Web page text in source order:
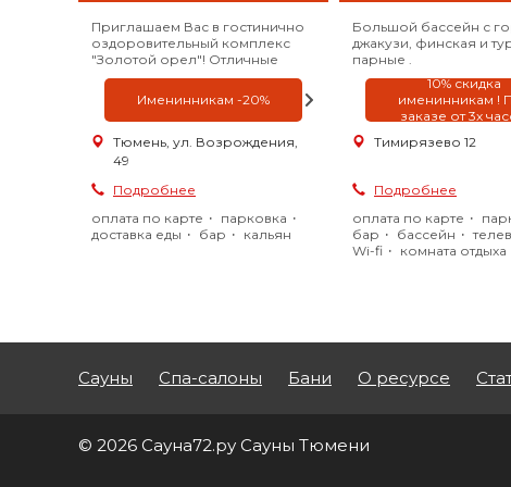
Приглашаем Вас в гостинично
оздоровительный комплекс
"Золотой орел"! Отличные
сауны, отдых для души и тела,
провести время с компанией,
ждут Вас в нашем заведении!
Именинникам -20%
Тюмень, ул. Возрождения,
49
Подробнее
оплата по карте
парковка
доставка еды
бар кальян
Большой бассейн с
джакузи, финская и
парные .
10% скидка
именинникам !
заказе от 3х
Тимирязево 12
Подробнее
оплата по карте
бар
бассейн
Wi-fi
комната отдыха
Сауны Спа-салоны Бани О ресурсе
© 2026 Сауна72.ру Сауны Тюмени